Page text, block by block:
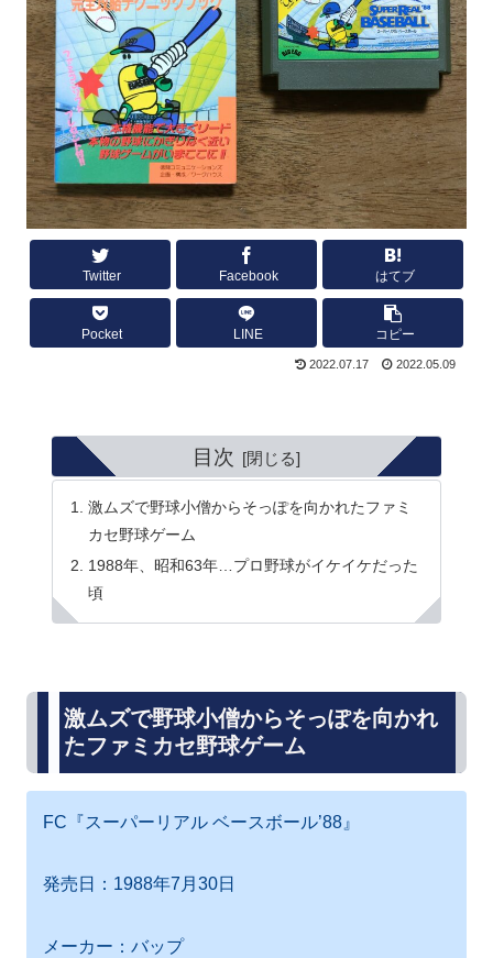
Twitter Facebook はてブ
Pocket LINE コピー
2022.07.17 2022.05.09
目次
激ムズで野球小僧からそっぽを向かれたファミ
カセ野球ゲーム
1988年、昭和63年…プロ野球がイケイケだった
頃
激ムズで野球小僧からそっぽを向かれ
たファミカセ野球ゲーム
FC『スーパーリアル ベースボール’88』
発売日：1988年7月30日
メーカー：バップ